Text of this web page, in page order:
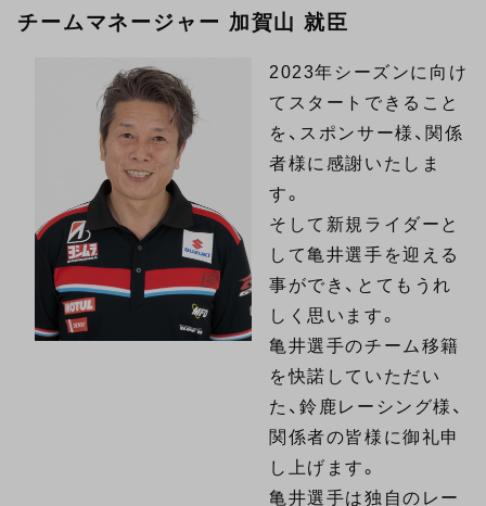
チームマネージャー 加賀山 就臣
2023年シーズンに向け
てスタートできること
を、スポンサー様、関係
者様に感謝いたしま
す。
そして新規ライダーと
して亀井選手を迎える
事ができ、とてもうれ
しく思います。
亀井選手のチーム移籍
を快諾していただい
た、鈴鹿レーシング様、
関係者の皆様に御礼申
し上げます。
亀井選手は独自のレー